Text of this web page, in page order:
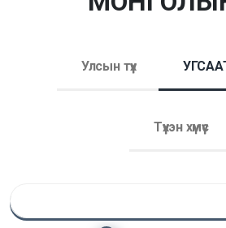
Улсын түүх
Түүхэн хүмүүс